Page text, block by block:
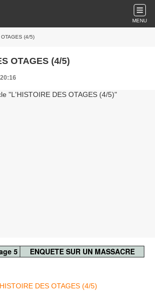
MENU
(4/5)
OTAGES (4/5)
5 ENQUETE SUR UN MASSACRE